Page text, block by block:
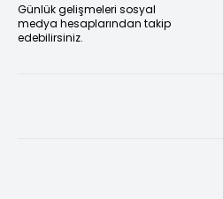
Günlük gelişmeleri sosyal
medya hesaplarından takip
edebilirsiniz.